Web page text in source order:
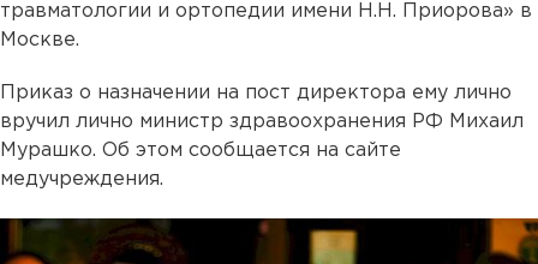
травматологии и ортопедии имени Н.Н. Приорова» в
Москве.
Приказ о назначении на пост директора ему лично
вручил лично министр здравоохранения РФ Михаил
Мурашко. Об этом сообщается на сайте
медучреждения.